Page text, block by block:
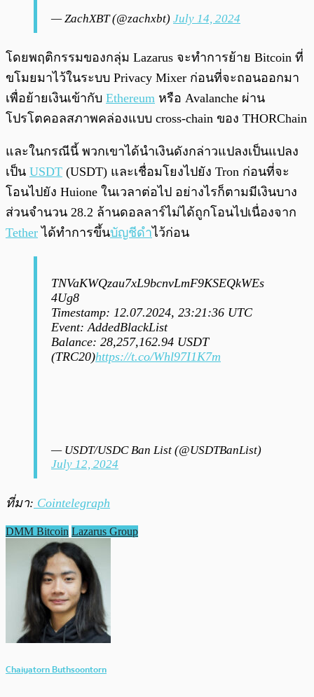
— ZachXBT (@zachxbt) July 14, 2024
โดยพฤติกรรมของกลุ่ม Lazarus จะทำการย้าย Bitcoin ที่
ขโมยมาไว้ในระบบ Privacy Mixer ก่อนที่จะถอนออกมา
เพื่อย้ายเงินเข้ากับ Ethereum หรือ Avalanche ผ่าน
โปรโตคอลสภาพคล่องแบบ cross-chain ของ THORChain
และในกรณีนี้ พวกเขาได้นำเงินดังกล่าวแปลงเป็นแปลง
เป็น USDT (USDT) และเชื่อมโยงไปยัง Tron ก่อนที่จะ
โอนไปยัง Huione ในเวลาต่อไป อย่างไรก็ตามมีเงินบาง
ส่วนจำนวน 28.2 ล้านดอลลาร์ไม่ได้ถูกโอนไปเนื่องจาก
Tether ได้ทำการขึ้นบัญชีดำไว้ก่อน
TNVaKWQzau7xL9bcnvLmF9KSEQkWEs
4Ug8
Timestamp: 12.07.2024, 23:21:36 UTC
Event: AddedBlackList
Balance: 28,257,162.94 USDT
(TRC20)https://t.co/Whl97I1K7m
— USDT/USDC Ban List (@USDTBanList)
July 12, 2024
ที่มา: Cointelegraph
DMM Bitcoin Lazarus Group
Chaiyatorn Buthsoontorn